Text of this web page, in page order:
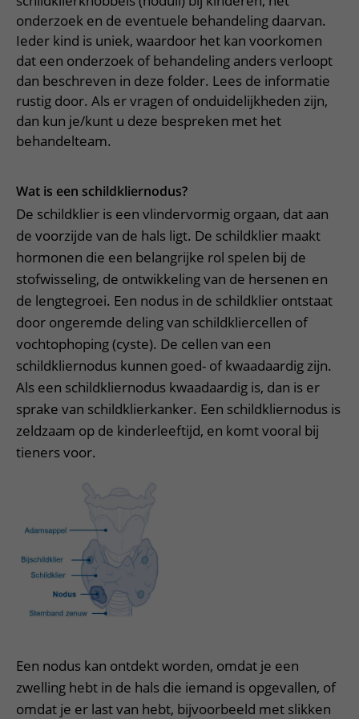
Verpleegafdelingen
Centra
Zorgverleners
Ik ben zwanger of net bevallen
Onze poliklinieken
Onze verpleegafdelingen
Onze faciliteiten
Ondersteuning en begeleiding
Regels en rechten
Zorgkosten
Betere zorg door onderzoek
De organisatie
Werken in het WKZ
Onze Foundation
Parkeren
Virtuele plattegrond
Research
Werken bij het WKZ
Steun het WKZ
onderzoek en de eventuele behandeling daarvan.
Ieder kind is uniek, waardoor het kan voorkomen
dat een onderzoek of behandeling anders verloopt
dan beschreven in deze folder. Lees de informatie
rustig door. Als er vragen of onduidelijkheden zijn,
dan kun je/kunt u deze bespreken met het
behandelteam.
Wat is een schildkliernodus?
De schildklier is een vlindervormig orgaan, dat aan
de voorzijde van de hals ligt. De schildklier maakt
hormonen die een belangrijke rol spelen bij de
stofwisseling, de ontwikkeling van de hersenen en
de lengtegroei. Een nodus in de schildklier ontstaat
door ongeremde deling van schildkliercellen of
vochtophoping (cyste). De cellen van een
schildkliernodus kunnen goed- of kwaadaardig zijn.
Als een schildkliernodus kwaadaardig is, dan is er
sprake van schildklierkanker. Een schildkliernodus is
zeldzaam op de kinderleeftijd, en komt vooral bij
tieners voor.
Een nodus kan ontdekt worden, omdat je een
zwelling hebt in de hals die iemand is opgevallen, of
omdat je er last van hebt, bijvoorbeeld met slikken